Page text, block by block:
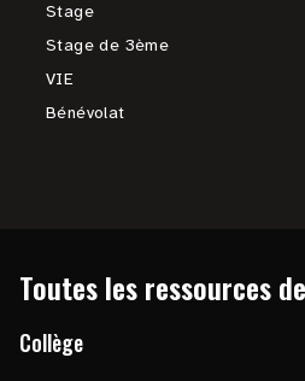
Stage
Stage de 3ème
VIE
Bénévolat
Toutes les ressources de
Collège